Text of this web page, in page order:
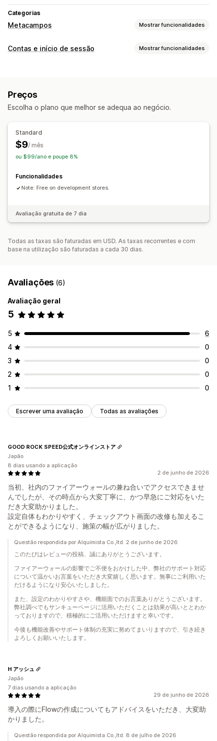
Categorias
Metacampos Mostrar funcionalidades
Tipos de metacampo
Sincronização de dados
Multilingue
Contas e início de sessão Mostrar funcionalidades
Campos personalizados
Preços
Escolha o plano que melhor se adequa ao negócio.
Standard
$9/ mês
ou $99/ano e poupe 8%
Funcionalidades
Note: Free on development stores.
Avaliação gratuita de 7 dia
Todas as taxas são faturadas em USD. As taxas recorrentes e com
base na utilização são faturadas a cada 30 dias.
Avaliações (6)
Avaliação geral
5
5
6
4
0
3
0
2
0
1
0
Escrever uma avaliação Todas as avaliações
2 de junho de 2026
当初、社内のファイアーウォールの兼ね合いでアクセスできませ
んでしたが、その時点から大変丁寧に、かつ早急にご対応をいた
だき大変助かりました。
設定自体もわかりやすく、チェックアウト画面の改修も加えるこ
とができるようになり、施策の幅が広がりました。
GOOD ROCK SPEED公式オンラインストア
Japão
8 dias usando a aplicação
Questão respondida por Alquimista Co.,ltd. 2 de junho de 2026
このたびはレビューの投稿、誠にありがとうございます。
ファイアーウォールの影響でご不便をおかけした中、弊社のサポート対応
について温かいお言葉をいただき大変嬉しく思います。無事にご利用いた
だけるようになり安心いたしました。
また、設定のわかりやすさや、機能面でのお言葉ありがとうございます。
弊社調べでもサンキューページに活用いただくことは効果が高いととわか
っておりますので、積極的にご活用いただけますと幸いです。
今後も機能改善やサポート体制の充実に努めてまいりますので、引き続き
よろしくお願いいたします。
29 de junho de 2026
導入の際にFlowの作成についてもアドバイスをいただき、大変助
かりました。
H アッシュ
Japão
7 dias usando a aplicação
Questão respondida por Alquimista Co.,ltd. 8 de julho de 2026